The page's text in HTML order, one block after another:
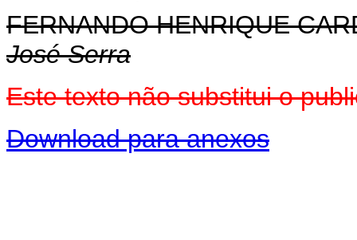
FERNANDO HENRIQUE
José Serra
Este texto não substitui o
Download para anexos